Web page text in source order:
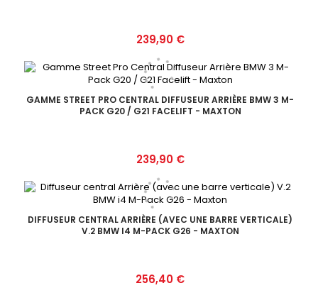
Prix
239,90 €
GAMME STREET PRO CENTRAL DIFFUSEUR ARRIÈRE BMW 3 M-
PACK G20 / G21 FACELIFT - MAXTON
Prix
239,90 €
DIFFUSEUR CENTRAL ARRIÈRE (AVEC UNE BARRE VERTICALE)
V.2 BMW I4 M-PACK G26 - MAXTON
Prix
256,40 €